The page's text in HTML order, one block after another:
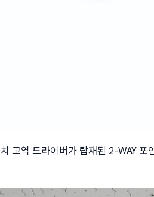
고역 드라이버가 탑재된 2-WAY 포